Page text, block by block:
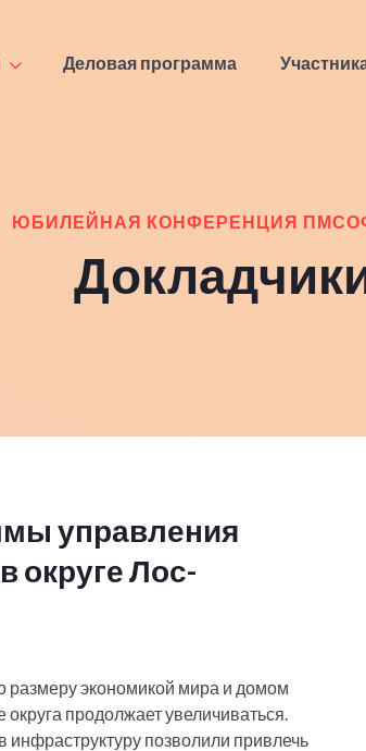
Деловая программа
ЮБИЛЕЙНАЯ КОНФЕРЕНЦИЯ
управления
округе Лос-
размеру экономикой мира и домом
продолжает увеличиваться.
позволили привлечь